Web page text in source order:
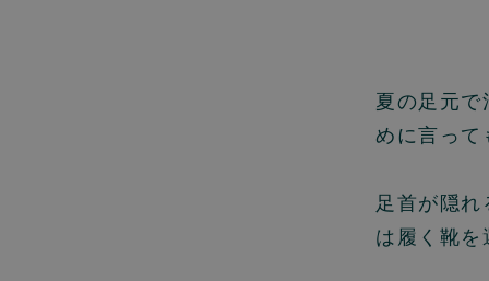
夏の足元
めに言って
足首が隠
は履く靴を